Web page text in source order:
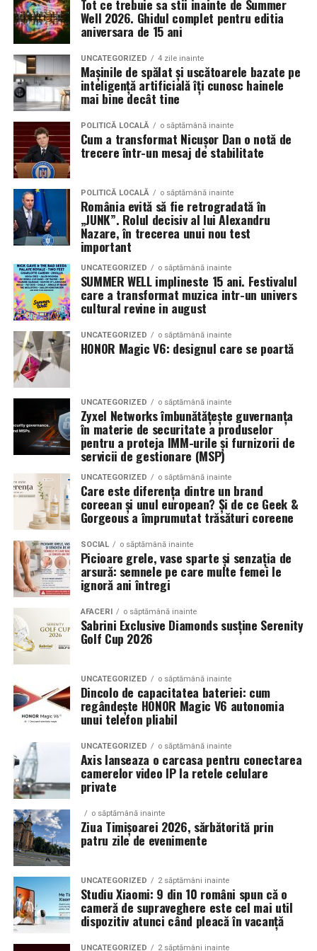
Contact: contact@antreprenoare.ro
Sursă foto: Antreprenoare.ro
decât memorabilă.
Această ediție se poziționează ca o celebrare a feminității
într-un cadru atent construit, în care atmosfera, scena
și interacțiunea cu publicul sunt părți integrante ale
experienței.
Detalii organizatorice
Data și ora:Sâmbătă, 7 martie | 18:00
Locația:
450 RON / persoană – format all-inclusive
(show live și meniu complet)
Pentru rezervări și informații: 0262 287 000 / 0748 023
165
Romanita Events continuă astfel să fie o gazdă
importantă a momentelor speciale din Maramureș,
combinând experiența organizatorică cu capacitatea de
a transforma fiecare eveniment într-o amintire
deosebită pentru participanți.
sunt apreciate si discutate. Anvelopele fac parte din
aceasta categorie de componente esentiale, deoarece
masina este perceputa ca ansamblu.
Ce inseamna o masina pregatita de show in Cluj
Pregatirea unei masini pentru un eveniment auto in Cluj
presupune mai mult decat un aspect curat si o vopsea
lucioasa. Proprietarii investesc timp in detalii precum
alinierea rotilor, raportul dintre janta si anvelopa,
inaltimea masinii si coerenta stilului ales. Fiecare
element trebuie sa se potriveasca cu restul, pentru a
crea o imagine unitara.
Anvelopele influenteaza direct postura masinii. Profilul,
latimea si aspectul flancului pot schimba complet felul
in care masina sta pe roti. O alegere inspirata poate
accentua liniile caroseriei si poate oferi un look
echilibrat, in timp ce o alegere gresita poate strica
proportiile, chiar daca restul masinii este bine realizat.
Anvelopele ca element vizual la show-uri auto
La evenimentele auto din Cluj, anvelopele nu sunt doar
componente functionale, ci si elemente vizuale. Publicul
si fotografii surprind adesea detalii precum modul in
care roata umple aripa, distanta fata de caroserie si
aspectul general al ansamblului roata-janta.
Anvelopele curate, cu dimensiuni corecte si uzura
uniforma, contribuie la imaginea profesionala a unei
masini de show. In multe cazuri, acestea completeaza
jantele si intaresc conceptul ales de proprietar, fie ca
vorbim despre un stil elegant, sportiv sau minimalist.
Echilibrul dintre estetica si utilizare reala
Un aspect specific evenimentelor auto din Cluj este
prezenta multor masini care nu sunt doar proiecte de
show, ci si vehicule utilizate zilnic. Proprietarii acestora
cauta solutii care sa le permita sa participe la
evenimente fara a sacrifica complet confortul sau
siguranta pe drumurile publice.
In acest context, anvelopele alese trebuie sa ofere un
echilibru intre aspect si functionalitate. Multi pasionati
opteaza pentru anvelope care arata bine la show, dar
care pot fi folosite si in conditii reale de trafic,
indiferent de vreme sau sezon.
De ce conteaza tipul de anvelopa la evenimentele din
Cluj
Clujul este un oras in care vremea poate fi imprevizibila,
iar drumurile din imprejurimi includ atat zone urbane,
cat si trasee montane sau colinare. O masina pregatita
Tot ce trebuie sa stii inainte de Summer
Well 2026. Ghidul complet pentru editia
aniversara de 15 ani
UNCATEGORIZED 4 zile inainte
Mașinile de spălat și uscătoarele bazate pe
inteligență artificială îți cunosc hainele
mai bine decât tine
POLITICĂ LOCALĂ o săptămână inainte
Cum a transformat Nicușor Dan o notă de
trecere într-un mesaj de stabilitate
POLITICĂ LOCALĂ o săptămână inainte
România evită să fie retrogradată în
„JUNK”. Rolul decisiv al lui Alexandru
Nazare, în trecerea unui nou test
important
UNCATEGORIZED o săptămână inainte
SUMMER WELL implineste 15 ani. Festivalul
care a transformat muzica intr-un univers
cultural revine in august
UNCATEGORIZED o săptămână inainte
HONOR Magic V6: designul care se poartă
UNCATEGORIZED o săptămână inainte
Zyxel Networks îmbunătățește guvernanța
în materie de securitate a produselor
pentru a proteja IMM-urile și furnizorii de
servicii de gestionare (MSP)
UNCATEGORIZED o săptămână inainte
Care este diferența dintre un brand
coreean și unul european? Și de ce Geek &
Gorgeous a împrumutat trăsături coreene
SOCIAL o săptămână inainte
Picioare grele, vase sparte și senzația de
arsură: semnele pe care multe femei le
ignoră ani întregi
AFACERI o săptămână inainte
Sabrini Exclusive Diamonds susține Serenity
Golf Cup 2026
UNCATEGORIZED o săptămână inainte
Dincolo de capacitatea bateriei: cum
regândește HONOR Magic V6 autonomia
unui telefon pliabil
UNCATEGORIZED o săptămână inainte
Axis lanseaza o carcasa pentru conectarea
camerelor video IP la retele celulare
private
o săptămână inainte
Ziua Timișoarei 2026, sărbătorită prin
patru zile de evenimente
UNCATEGORIZED 2 săptămâni inainte
Studiu Xiaomi: 9 din 10 români spun că o
cameră de supraveghere este cel mai util
dispozitiv atunci când pleacă în vacanță
UNCATEGORIZED 2 săptămâni inainte